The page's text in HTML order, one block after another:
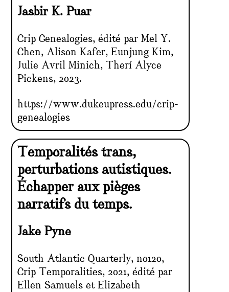
Jasbir K. Puar
Crip Genealogies, édité par Mel Y.
Chen, Alison Kafer, Eunjung Kim,
Julie Avril Minich, Therí Alyce
Pickens, 2023.
https://www.dukeupress.edu/crip-
genealogies
Temporalités trans,
perturbations autistiques.
Échapper aux pièges
narratifs du temps.
Jake Pyne
South Atlantic Quarterly, no120,
Crip Temporalities, 2021, édité par
Ellen Samuels et Elizabeth